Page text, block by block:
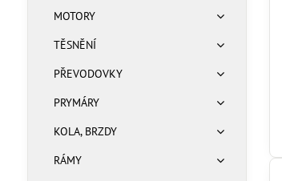
MOTORY
TĚSNĚNÍ
PŘEVODOVKY
PRYMÁRY
KOLA, BRZDY
RÁMY